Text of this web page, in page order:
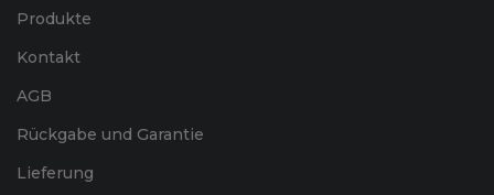
Produkte
Kontakt
AGB
Rückgabe und Garantie
Lieferung